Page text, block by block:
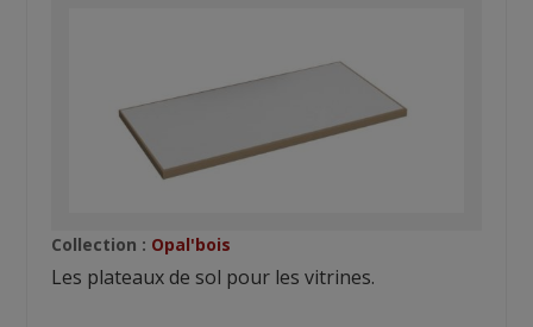
Collection : Opal'bois
Les plateaux de sol pour les vitrines.